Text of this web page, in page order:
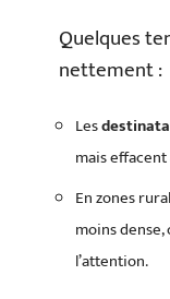
Quelques
nettement :
Les
mais
En zones
moins
l’attention.